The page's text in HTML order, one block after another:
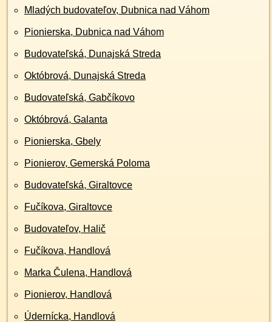
Mladých budovateľov, Dubnica nad Váhom
Pionierska, Dubnica nad Váhom
Budovateľská, Dunajská Streda
Októbrová, Dunajská Streda
Budovateľská, Gabčíkovo
Októbrová, Galanta
Pionierska, Gbely
Pionierov, Gemerská Poloma
Budovateľská, Giraltovce
Fučíkova, Giraltovce
Budovateľov, Halič
Fučíkova, Handlová
Marka Čulena, Handlová
Pionierov, Handlová
Údernícka, Handlová